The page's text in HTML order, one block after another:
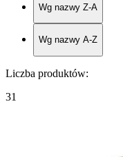
Wg nazwy Z-A
Wg nazwy A-Z
Liczba produktów:
31